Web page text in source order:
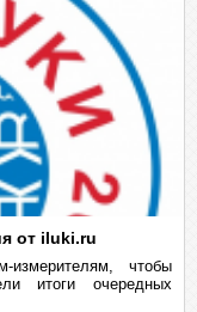
от iluki.ru
чтобы
итоги очередных